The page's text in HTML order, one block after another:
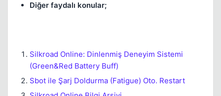
Diğer faydalı konular;
Silkroad Online: Dinlenmiş Deneyim Sistemi
(Green&Red Battery Buff)
Sbot ile Şarj Doldurma (Fatigue) Oto. Restart